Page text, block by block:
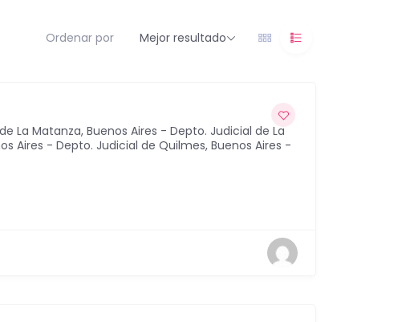
Ordenar por Mejor resultado
La Matanza, Buenos Aires - Depto. Judicial de La
Aires - Depto. Judicial de Quilmes, Buenos Aires -